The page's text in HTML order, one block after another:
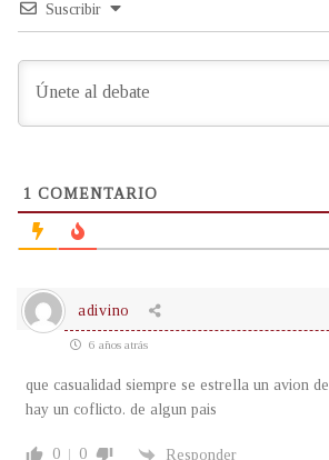
Suscribir
1 COMENTARIO
adivino
6 años atrás
que casualidad siempre se estrella un avion
hay un coflicto. de algun pais
0 0 Responder